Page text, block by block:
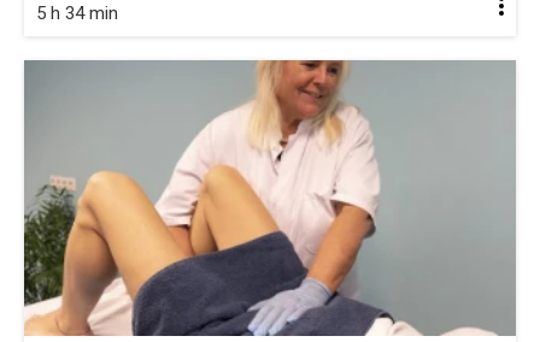
5 h 34 min